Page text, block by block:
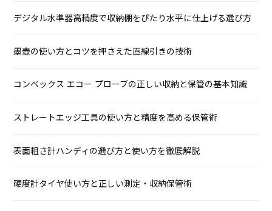
デジタル水準器高精度で収納棚をぴたり水平に仕上げる選び方
墨壺の使い方とコツを押さえた直線引きの技術
コンベックス エコー プローブの正しい収納と保管の基本知識
ストレートエッジ工具の使い方と精度を高める保管術
表面粗さ計ハンディの選び方と使い方を徹底解説
硬度計タイヤ使い方と正しい測定・収納保管術